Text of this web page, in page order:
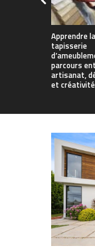
Apprendre la
tapisserie
parcours
artisanat,
et créativité